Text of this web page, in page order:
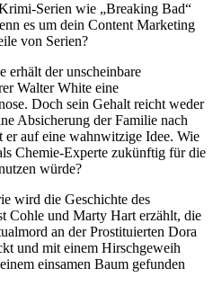
Serien wie „Breaking Bad“
es um dein Content Marketing
von Serien?
erhält der unscheinbare
Walter White eine
Doch sein Gehalt reicht weder
Absicherung der Familie nach
er auf eine wahnwitzige Idee. Wie
Chemie-Experte zukünftig für die
würde?
wird die Geschichte des
Cohle und Marty Hart erzählt, die
an der Prostituierten Dora
und mit einem Hirschgeweih
einsamen Baum gefunden